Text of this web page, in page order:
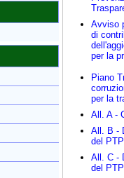
Avviso
di
per la
Piano
per la
All. A -
All. B -
del
All. C -
del